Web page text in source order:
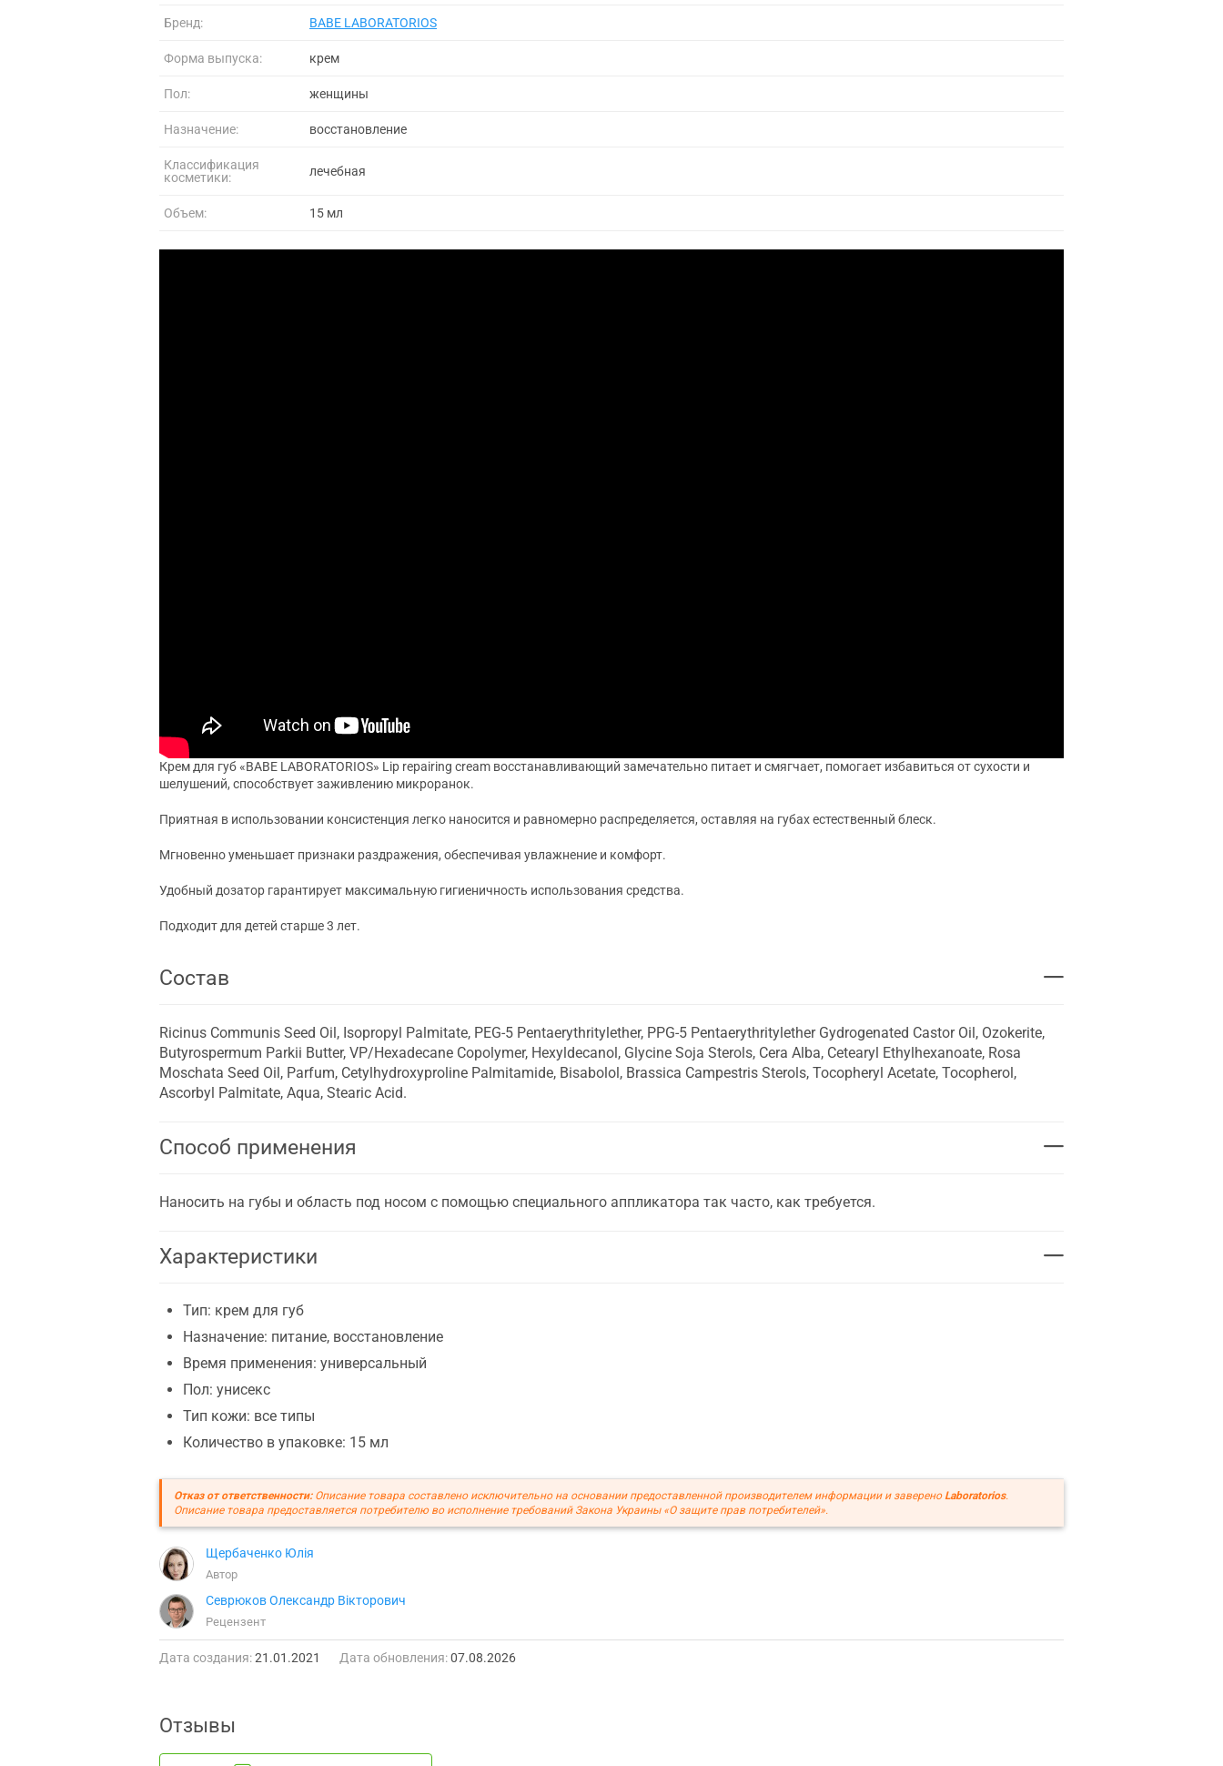
Бренд: BABE LABORATORIOS
Форма выпуска: крем
Пол: женщины
Назначение: восстановление
Классификация
косметики:
лечебная
Объем: 15 мл
Крем для губ «BABE LABORATORIOS» Lip repairing cream восстанавливающий замечательно питает и смягчает, помогает избавиться от сухости и
шелушений, способствует заживлению микроранок.
Приятная в использовании консистенция легко наносится и равномерно распределяется, оставляя на губах естественный блеск.
Мгновенно уменьшает признаки раздражения, обеспечивая увлажнение и комфорт.
Удобный дозатор гарантирует максимальную гигиеничность использования средства.
Подходит для детей старше 3 лет.
Состав
Ricinus Communis Seed Oil, Isopropyl Palmitate, PEG-5 Pentaerythritylether, PPG-5 Pentaerythritylether Gydrogenated Castor Oil, Ozokerite,
Butyrospermum Parkii Butter, VP/Hexadecane Copolymer, Hexyldecanol, Glycine Soja Sterols, Cera Alba, Cetearyl Ethylhexanoate, Rosa
Moschata Seed Oil, Parfum, Cetylhydroxyproline Palmitamide, Bisabolol, Brassica Campestris Sterols, Tocopheryl Acetate, Tocopherol,
Ascorbyl Palmitate, Aqua, Stearic Acid.
Способ применения
Наносить на губы и область под носом с помощью специального аппликатора так часто, как требуется.
Характеристики
Тип: крем для губ
Назначение: питание, восстановление
Время применения: универсальный
Пол: унисекс
Тип кожи: все типы
Количество в упаковке: 15 мл
Отказ от ответственности:Описание товара составлено исключительно на основании предоставленной производителем информации и заверено Laboratorios.
Описание товара предоставляется потребителю во исполнение требований Закона Украины «О защите прав потребителей».
Щербаченко Юлія
Автор
Севрюков Олександр Вікторович
Рецензент
Дата создания:21.01.2021 Дата обновления:07.08.2026
Отзывы